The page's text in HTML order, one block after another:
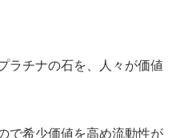
ラチナの石を、人々が価値
で希少価値を高め流動性が